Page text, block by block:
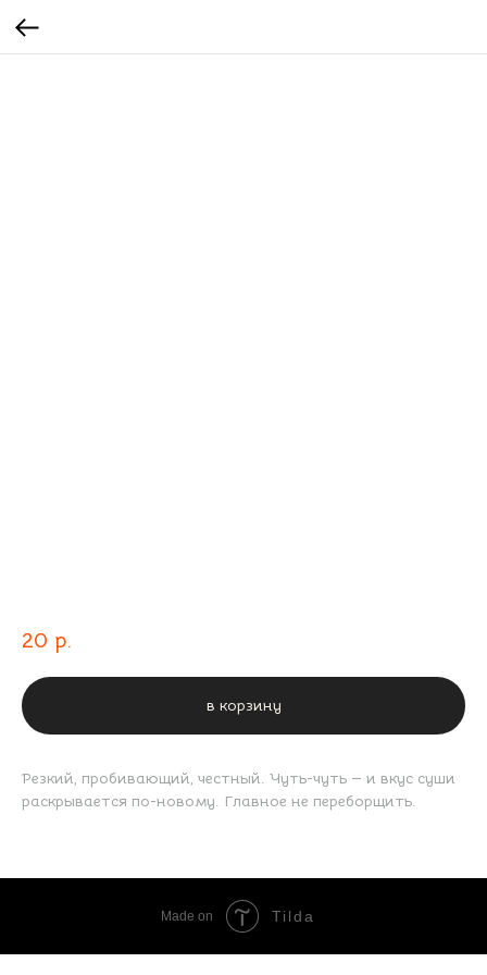
20 р.
в корзину
Резкий, пробивающий, честный. Чуть-чуть — и вкус суши
раскрывается по-новому. Главное не переборщить.
Made on Tilda